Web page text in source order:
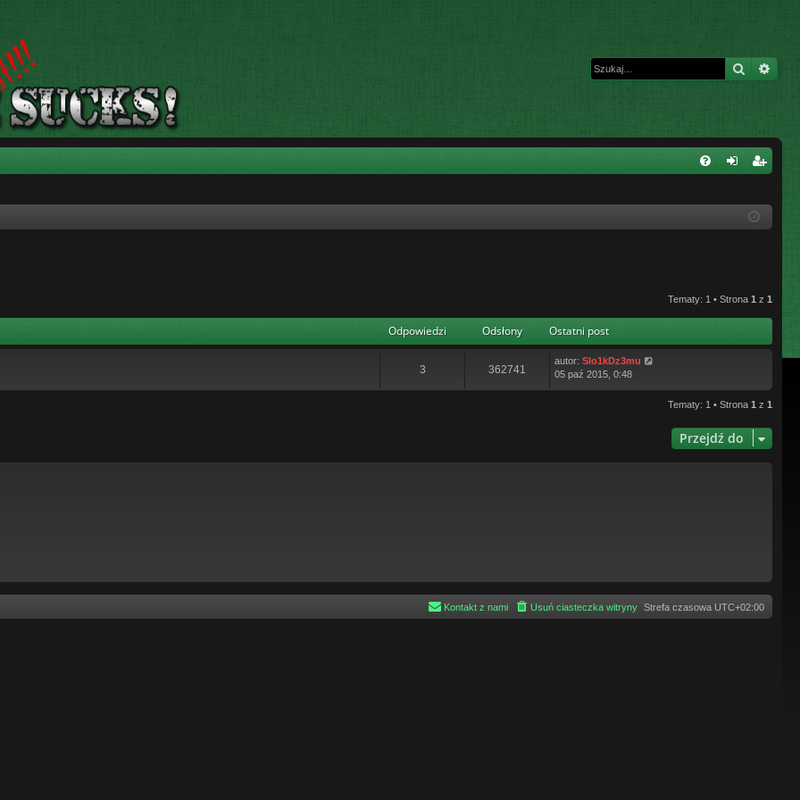
Szukaj
ę
ej
j
si
ę
Tematy: 1 • Strona 1 z 1
Odpowiedzi Odsłony Ostatni post
3 362741
autor: Slo1kDz3mu
05 paź 2015, 0:48
Tematy: 1 • Strona 1 z 1
Przejdź do
Strefa czasowa UTC+02:00
Usuń ciasteczka witryny
Kontakt z nami